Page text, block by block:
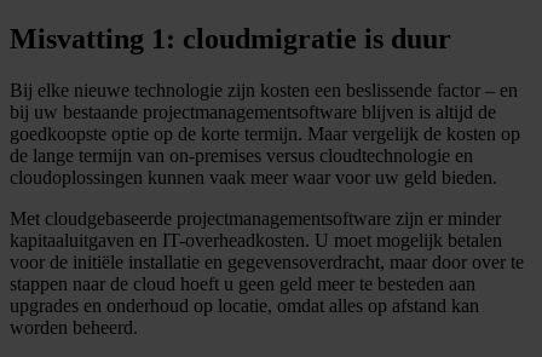
Misvatting 1: cloudmigratie is duur
Bij elke nieuwe technologie zijn kosten een beslissende factor – en
bij uw bestaande projectmanagementsoftware blijven is altijd de
goedkoopste optie op de korte termijn. Maar vergelijk de kosten op
de lange termijn van on-premises versus cloudtechnologie en
cloudoplossingen kunnen vaak meer waar voor uw geld bieden.
Met cloudgebaseerde projectmanagementsoftware zijn er minder
kapitaaluitgaven en IT-overheadkosten. U moet mogelijk betalen
voor de initiële installatie en gegevensoverdracht, maar door over te
stappen naar de cloud hoeft u geen geld meer te besteden aan
upgrades en onderhoud op locatie, omdat alles op afstand kan
worden beheerd.